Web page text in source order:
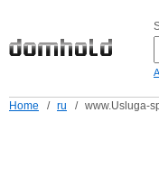
Home / ru / www.Usluga-